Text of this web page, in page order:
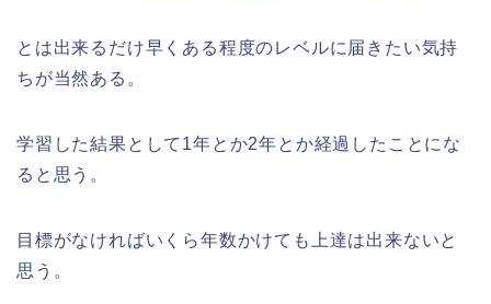
とは出来るだけ早くある程度のレベルに届きたい気持
ちが当然ある。
学習した結果として1年とか2年とか経過したことにな
ると思う。
目標がなければいくら年数かけても上達は出来ないと
思う。